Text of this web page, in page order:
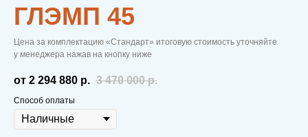
ГЛЭМП 45
Цена за комплектацию «Стандарт» итоговую стоимость уточняйте
у менеджера нажав на кнопку ниже
от 2 294 880 р. 3 470 000 р.
Способ оплаты